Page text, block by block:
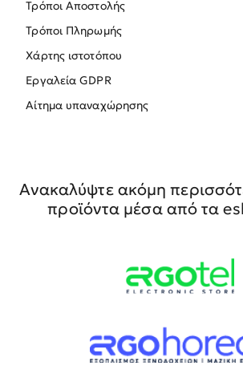
Τρόποι Αποστολής
Τρόποι Πληρωμής
Χάρτης ιστοτόπου
Εργαλεία GDPR
Αίτημα υπαναχώρησης
Ανακαλύψτε ακόμη
προϊόντα μέσα από τα